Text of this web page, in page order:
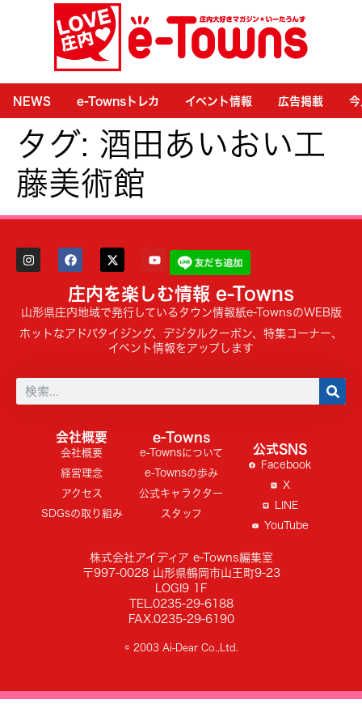
NEWS e-Townsトレカ イベント情報 広告掲載
タグ: 酒田あいおい工
藤美術館
庄内を楽しむ情報 e-Towns
山形県庄内地域で発行しているタウン情報紙e-TownsのWEB版
ホットなアドバタイジング、デジタルクーポン、特集コーナー、
イベント情報をアップします
会社概要
会社概要
経営理念
アクセス
SDGsの取り組み
e-Towns
e-Townsについて
e-Townsの歩み
公式キャラクター
スタッフ
公式SNS
Facebook
X
LINE
YouTube
株式会社アイディア e-Towns編集室
〒997-0028 山形県鶴岡市山王町9-23
LOGI9 1F
TEL.0235-29-6188
FAX.0235-29-6190
© 2003 Ai-Dear Co.,Ltd.